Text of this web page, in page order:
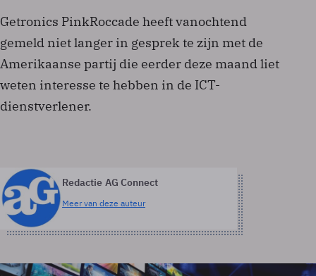
Getronics PinkRoccade heeft vanochtend
gemeld niet langer in gesprek te zijn met de
Amerikaanse partij die eerder deze maand liet
weten interesse te hebben in de ICT-
dienstverlener.
Redactie AG Connect
Meer van deze auteur